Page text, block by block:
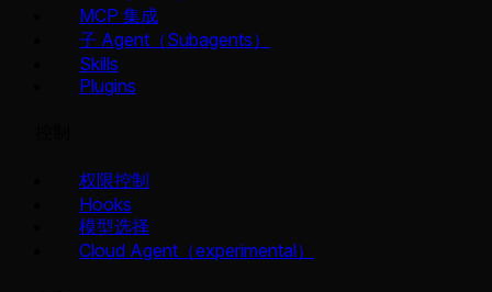
MCP 集成
子 Agent（Subagents）
Skills
Plugins
权限控制
Hooks
模型选择
Cloud Agent（experimental）